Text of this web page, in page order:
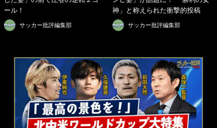
ール！
サッカー批評編集部
神」と称えられた衝撃的投稿
サッカー批評編集部